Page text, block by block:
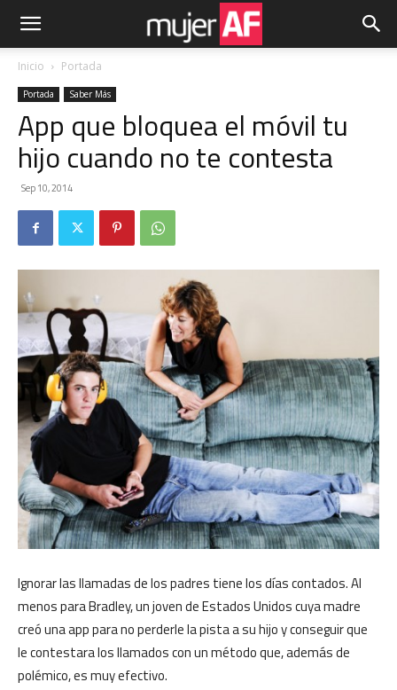
Inicio Portada
Portada Saber Más
App que bloquea el móvil tu
hijo cuando no te contesta
Sep 10, 2014
Ignorar las llamadas de los padres tiene los días contados. Al
menos para Bradley, un joven de Estados Unidos cuya madre
creó una app para no perderle la pista a su hijo y conseguir que
le contestara los llamados con un método que, además de
polémico, es muy efectivo.